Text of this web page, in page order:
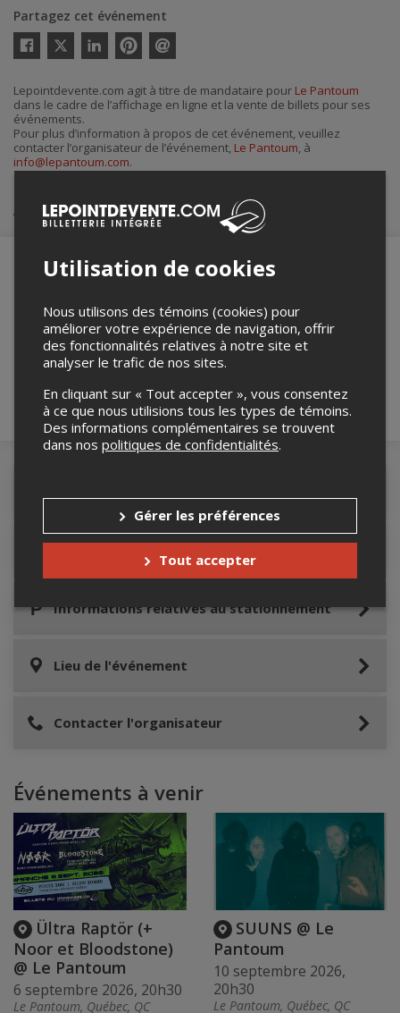
Partagez cet événement
Twitter
courriel
Lepointdevente.com agit à titre de mandataire pour Le Pantoum
dans le cadre de l’affichage en ligne et la vente de billets pour ses
événements.
Pour plus d’information à propos de cet événement, veuillez
contacter l’organisateur de l’événement, Le Pantoum, à
info@lepantoum.com.
Achat de billets
Merci de confirmer que vous n'êtes pas un
robot ci-bas.
Détails de l'événement
Informations relatives au stationnement
Lieu de l'événement
Contacter l'organisateur
Événements à venir
Ültra Raptör (+
Noor et Bloodstone)
@ Le Pantoum
6 septembre 2026, 20h30
Le Pantoum, Québec, QC
SUUNS @ Le
Pantoum
10 septembre 2026,
20h30
Le Pantoum, Québec, QC
Utilisation de cookies
Nous utilisons des témoins (cookies) pour
améliorer votre expérience de navigation, offrir
des fonctionnalités relatives à notre site et
analyser le trafic de nos sites.
En cliquant sur « Tout accepter », vous consentez
à ce que nous utilisions tous les types de témoins.
Des informations complémentaires se trouvent
dans nos politiques de confidentialités.
Gérer les préférences
Tout accepter